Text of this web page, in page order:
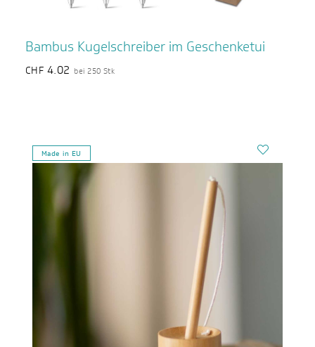
Bambus Kugelschreiber im Geschenketui
CHF 4.02 bei 250 Stk
Made in EU